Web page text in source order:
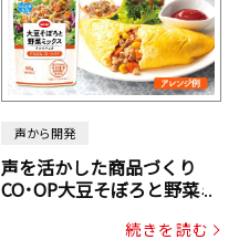
声から開発
声を活かした商品づくり
CO･OP大豆そぼろと野菜ミ
じん・コーン入り）続きを読む